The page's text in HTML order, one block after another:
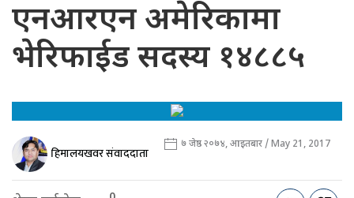
एनआरएन अमेरिकामा
भेरिफाईड सदस्य १४८८५
हिमालयखवर संवाददाता ७ जेष्ठ २०७४, आइतबार / May 21, 2017